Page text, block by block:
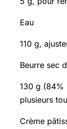
Eau
110 g,
Beurre sec
130 g (84%
plusieurs
Crème